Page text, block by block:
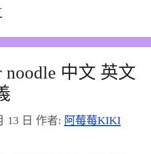
noodle 中文 英文
13 日 作者: 阿莓莓KIKI